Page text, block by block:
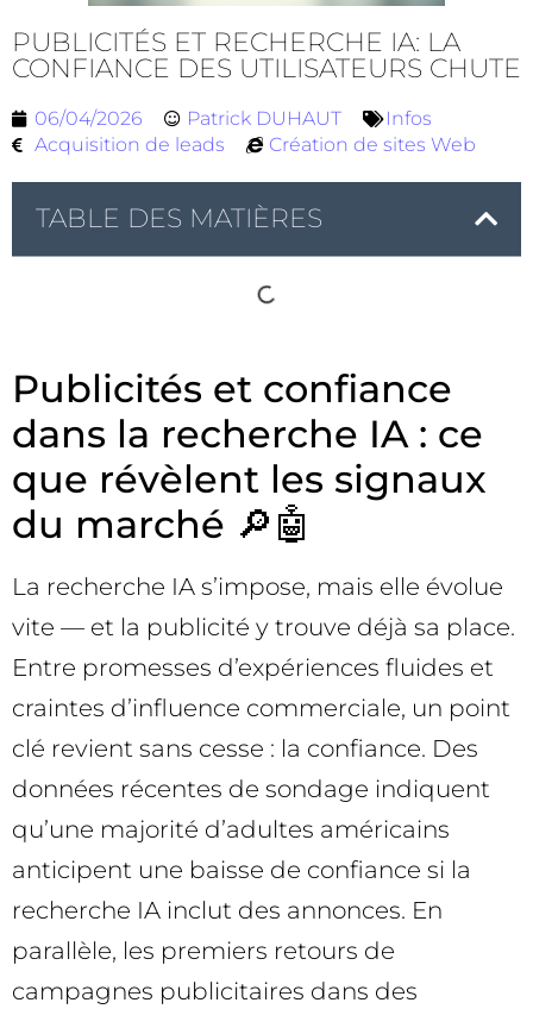
PUBLICITÉS ET RECHERCHE IA: LA
CONFIANCE DES UTILISATEURS CHUTE
06/04/2026 Patrick DUHAUT
Infos
Acquisition de leads
Création de sites Web
TABLE DES MATIÈRES
Publicités et confiance
dans la recherche IA : ce
que révèlent les signaux
du marché 🔎🤖
La recherche IA s’impose, mais elle évolue
vite — et la publicité y trouve déjà sa place.
Entre promesses d’expériences fluides et
craintes d’influence commerciale, un point
clé revient sans cesse : la confiance. Des
données récentes de sondage indiquent
qu’une majorité d’adultes américains
anticipent une baisse de confiance si la
recherche IA inclut des annonces. En
parallèle, les premiers retours de
campagnes publicitaires dans des